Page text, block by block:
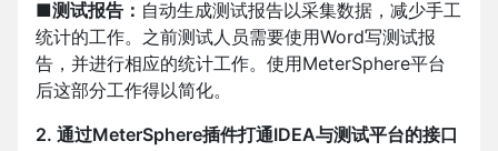
■测试报告： 自动生成测试报告以采集数据，减少手工
统计的工作。之前测试人员需要使用Word写测试报
告，并进行相应的统计工作。使用MeterSphere平台
后这部分工作得以简化。
2. 通过MeterSphere插件打通IDEA与测试平台的接口